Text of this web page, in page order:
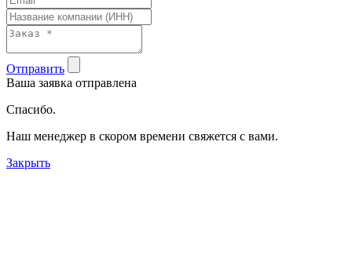
Отправить
Ваша заявка отправлена
Спасибо.
Наш менеджер в скором времени свяжется с вами.
Закрыть